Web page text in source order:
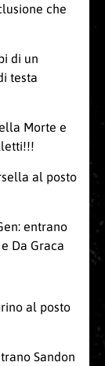
che
di un
testa
Morte e
al posto
entrano
Da Graca
al posto
Sandon